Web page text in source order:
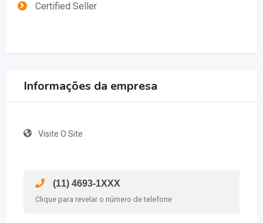
Certified Seller
Informações da empresa
Visite O Site
(11) 4693-1XXX
Clique para revelar o número de telefone